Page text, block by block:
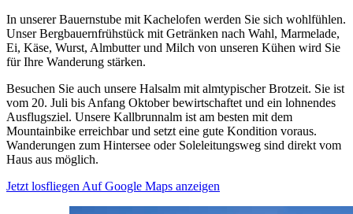
In unserer Bauernstube mit Kachelofen werden Sie sich wohlfühlen.
Unser Bergbauernfrühstück mit Getränken nach Wahl, Marmelade,
Ei, Käse, Wurst, Almbutter und Milch von unseren Kühen wird Sie
für Ihre Wanderung stärken.
Besuchen Sie auch unsere Halsalm mit almtypischer Brotzeit. Sie ist
vom 20. Juli bis Anfang Oktober bewirtschaftet und ein lohnendes
Ausflugsziel. Unsere Kallbrunnalm ist am besten mit dem
Mountainbike erreichbar und setzt eine gute Kondition voraus.
Wanderungen zum Hintersee oder Soleleitungsweg sind direkt vom
Haus aus möglich.
Jetzt losfliegen Auf Google Maps anzeigen